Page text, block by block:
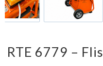
RTE 6779 –